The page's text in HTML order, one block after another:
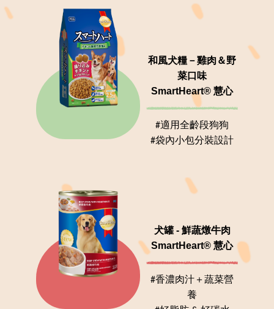
和風犬糧－雞肉＆野
菜口味
SmartHeart® 慧心
#適用全齡段狗狗
#袋內小包分裝設計
犬罐 - 鮮蔬燉牛肉
SmartHeart® 慧心
#香濃肉汁＋蔬菜營
養